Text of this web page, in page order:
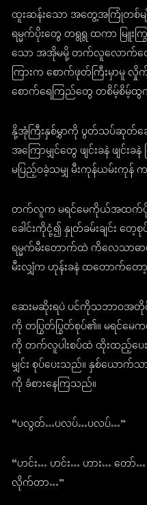
ထူးဆန်းသော အတွေ့အကြုံတစ်မ
ရမ္မက်ပိုးတွေ တရွရွ ထကာ မြူးက
သော အအိုမမို့ တက်လူလောက်တော့ ဣ
ကြားက စောက်ဖုတ်ကြီးမှာမူ
စောက်ရေကြည်တွေ တစိမ့်စိမ့်
နို့အုံကြီးနှစ်မွှာကို ပွတ်သပ်ဆုတ်ခ
အကြောမျှင်တွေ ဖျင်းခနဲ ဖျင်း
မပြည့်ဝခဲ့သမျှ မီးကုန်ယမ်းကုန်
တက်လူက မရင်မေကိုယ်အထက်ပို
ခေါင်းကိုငုံ့၍ နှုတ်ခမ်းချင်း တ
ရမ္မက်မီးတောက်ထဲ ကိလေသာဓ
မီးလျှံက ဟုန်းခနဲ ထတောက်တ
ဆေးမဆိုးရပဲ ပင်ကိုသဘာဝအတို
ကို တပြွတ်ပြွတ်စုပ်၏။ မရင်မေ
ကို တက်လူပါးစပ်ထဲ ထိုးထည့်ပ
မျှင်း စုပ်ပေးသည်။ နှစ်ယော
ကို ခံစားနေကြသည်။
“ပလွတ်…ပလပ်…ပလပ်…”
“ဟင်း… ဟင်း… ဟား… တော်…
လိုက်တာ…”